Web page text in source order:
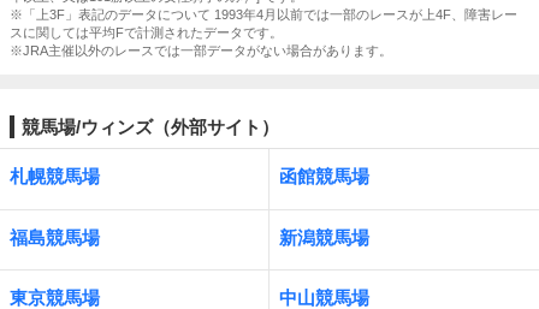
※「上3F」表記のデータについて 1993年4月以前では一部のレースが上4F、障害レー
スに関しては平均Fで計測されたデータです。
※JRA主催以外のレースでは一部データがない場合があります。
競馬場/ウィンズ（外部サイト）
札幌競馬場 函館競馬場
福島競馬場 新潟競馬場
東京競馬場 中山競馬場